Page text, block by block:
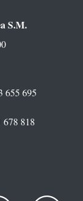
S.M.
655 695
818